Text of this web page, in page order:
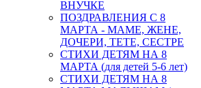
ВНУЧКЕ
ПОЗДРАВЛЕНИЯ С 8
МАРТА - МАМЕ, ЖЕНЕ,
ДОЧЕРИ, ТЕТЕ, СЕСТРЕ
СТИХИ ДЕТЯМ НА 8
МАРТА (для детей 5-6 лет)
СТИХИ ДЕТЯМ НА 8